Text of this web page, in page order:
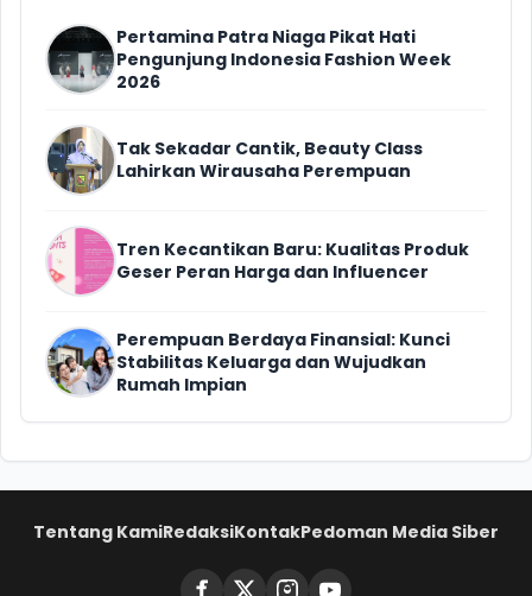
Pertamina Patra Niaga Pikat Hati
Pengunjung Indonesia Fashion Week
2026
Tak Sekadar Cantik, Beauty Class
Lahirkan Wirausaha Perempuan
Tren Kecantikan Baru: Kualitas Produk
Geser Peran Harga dan Influencer
Perempuan Berdaya Finansial: Kunci
Stabilitas Keluarga dan Wujudkan
Rumah Impian
Tentang KamiRedaksiKontakPedoman Media Siber